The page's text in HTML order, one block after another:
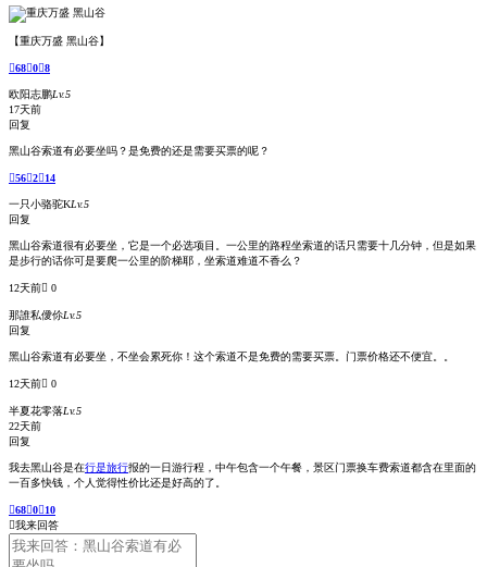
【重庆万盛 黑山谷】
6808
欧阳志鹏Lv.5
17天前
回复
黑山谷索道有必要坐吗？是免费的还是需要买票的呢？
56214
一只小骆驼KLv.5
回复
黑山谷索道很有必要坐，它是一个必选项目。一公里的路程坐索道的话只需要十几分钟，但是如果
是步行的话你可是要爬一公里的阶梯耶，坐索道难道不香么？
12天前 0
那誰私僾伱Lv.5
回复
黑山谷索道有必要坐，不坐会累死你！这个索道不是免费的需要买票。门票价格还不便宜。。
12天前 0
半夏花零落Lv.5
22天前
回复
我去黑山谷是在行是旅行报的一日游行程，中午包含一个午餐，景区门票换车费索道都含在里面的
一百多快钱，个人觉得性价比还是好高的了。
68010
我来回答